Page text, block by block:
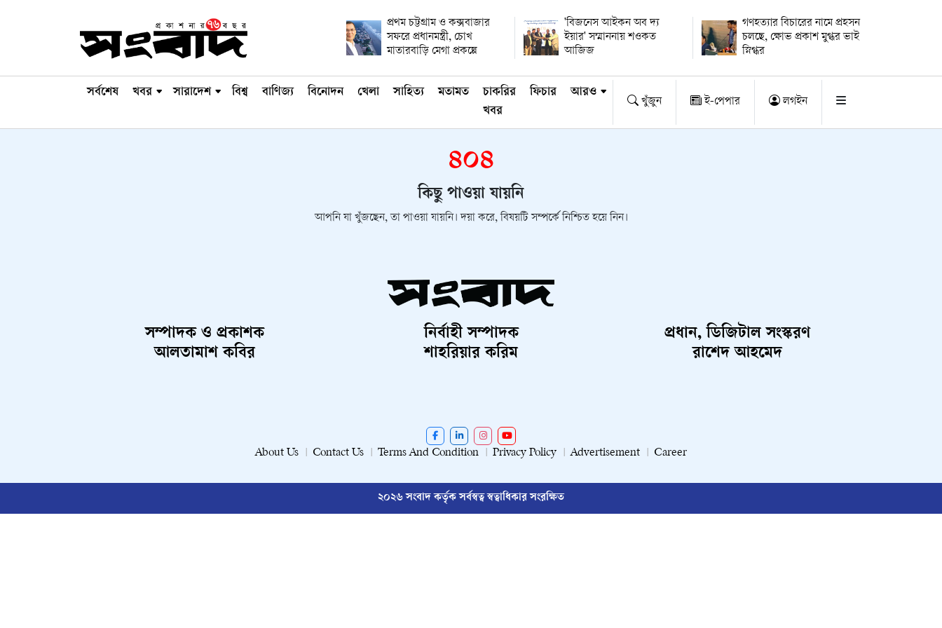
প্রথম চট্টগ্রাম ও কক্সবাজার
সফরে প্রধানমন্ত্রী, চোখ
মাতারবাড়ি মেগা প্রকল্পে
'বিজনেস আইকন অব দ্য
ইয়ার' সম্মাননায় শওকত
আজিজ
গণহত্যার বিচারের নামে প্রহসন
চলছে, ক্ষোভ প্রকাশ মুগ্ধর ভাই
স্নিগ্ধর
সর্বশেষ খবর সারাদেশ বিশ্ব বাণিজ্য বিনোদন খেলা সাহিত্য মতামত
চাকরির
খবর
ফিচার আরও
খুঁজুন ই-পেপার লগইন
৪০৪
কিছু পাওয়া যায়নি
আপনি যা খুঁজছেন, তা পাওয়া যায়নি। দয়া করে, বিষয়টি সম্পর্কে নিশ্চিত হয়ে নিন।
সম্পাদক ও প্রকাশক
আলতামাশ কবির
নির্বাহী সম্পাদক
শাহরিয়ার করিম
প্রধান, ডিজিটাল সংস্করণ
রাশেদ আহমেদ
About Us Contact Us Terms And Condition Privacy Policy Advertisement Career
২০২৬ সংবাদ কর্তৃক সর্বস্বত্ব স্বত্বাধিকার সংরক্ষিত